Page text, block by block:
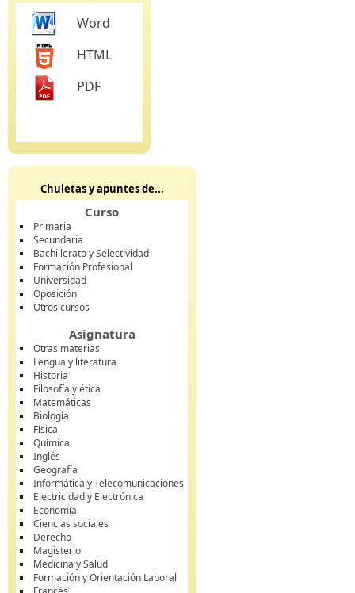
Word
HTML
PDF
Chuletas y apuntes de...
Curso
Primaria
Secundaria
Bachillerato y Selectividad
Formación Profesional
Universidad
Oposición
Otros cursos
Asignatura
Otras materias
Lengua y literatura
Historia
Filosofía y ética
Matemáticas
Biología
Física
Química
Inglés
Geografía
Informática y Telecomunicaciones
Electricidad y Electrónica
Economía
Ciencias sociales
Derecho
Magisterio
Medicina y Salud
Formación y Orientación Laboral